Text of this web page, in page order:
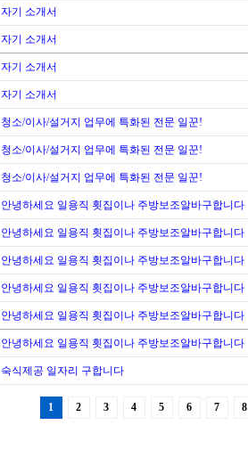
자기 소개서
자기 소개서
자기 소개서
자기 소개서
청소/이사/설거지 업무에 특화된 전문 일꾼!
청소/이사/설거지 업무에 특화된 전문 일꾼!
청소/이사/설거지 업무에 특화된 전문 일꾼!
안녕하세요 일용직 횟집이나 주방보조알바구합니다
안녕하세요 일용직 횟집이나 주방보조알바구합니다
안녕하세요 일용직 횟집이나 주방보조알바구합니다
안녕하세요 일용직 횟집이나 주방보조알바구합니다
안녕하세요 일용직 횟집이나 주방보조알바구합니다
안녕하세요 일용직 횟집이나 주방보조알바구합니다
숙식제공 일자리 구합니다
1 2 3 4 5 6 7 8